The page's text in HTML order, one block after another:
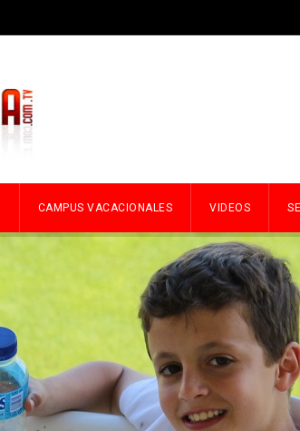
CAMPUS VACACIONALES VIDEOS